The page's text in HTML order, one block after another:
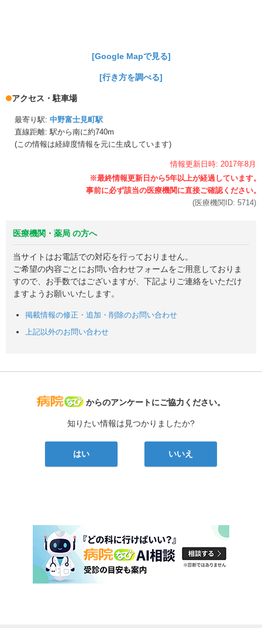
[Google Mapで見る]
[行き方を調べる]
アクセス・駐車場
最寄り駅: 中野富士見町駅
直線距離: 駅から南に約740m
(この情報は経緯度情報を元に生成しています)
情報更新日時: 2017年8月
(医療機関ID: 5714)
医療機関・薬局 の方へ
当サイトはお電話での対応を行っておりません。
ご希望の内容ごとにお問い合わせフォームをご用意しておりま
すので、お手数ではございますが、下記よりご連絡をいただけ
ますようお願いいたします。
掲載情報の修正・追加・削除のお問い合わせ
上記以外のお問い合わせ
病院なび
からのアンケートにご協力ください。
知りたい情報は見つかりましたか?
はい いいえ